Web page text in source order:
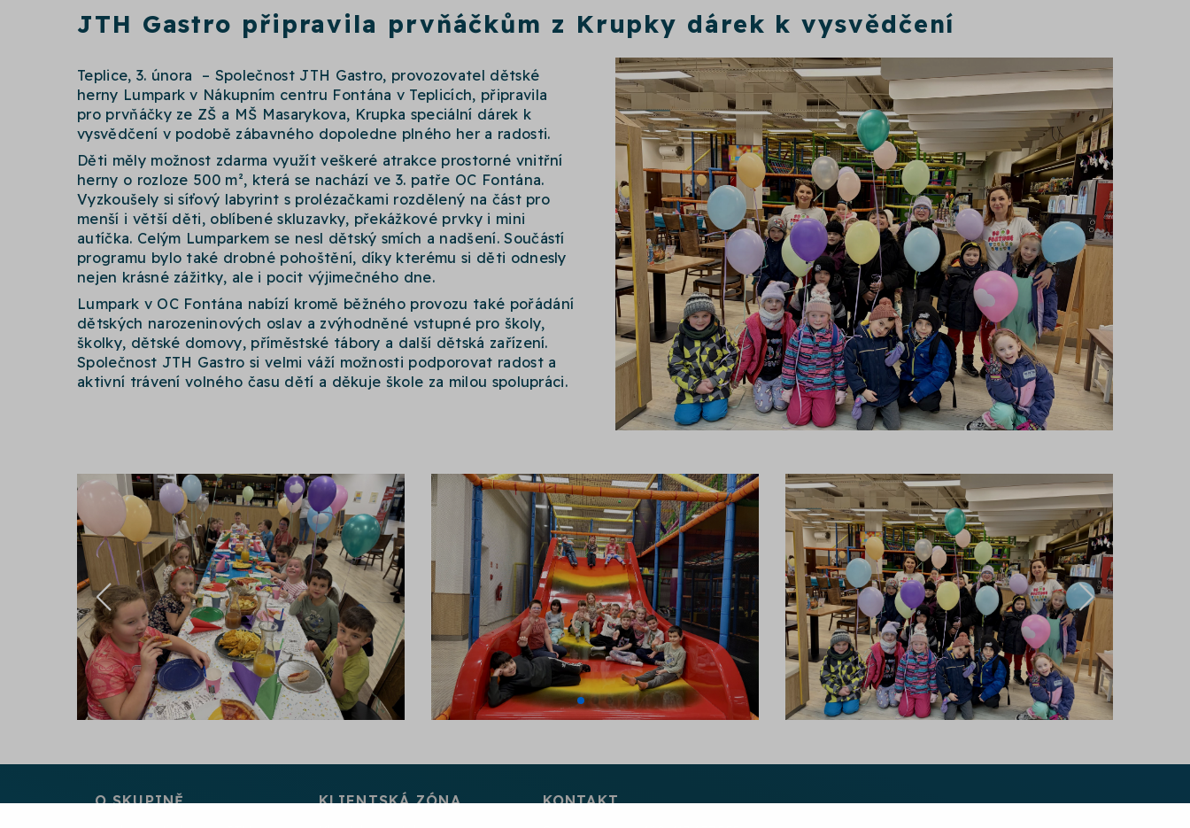
JTH Gastro připravila prvňáčkům z Krupky dárek k vysvědčení
Teplice, 3. února – Společnost JTH Gastro, provozovatel dětské
herny Lumpark v Nákupním centru Fontána v Teplicích, připravila
pro prvňáčky ze ZŠ a MŠ Masarykova, Krupka speciální dárek k
vysvědčení v podobě zábavného dopoledne plného her a radosti.
Děti měly možnost zdarma využít veškeré atrakce prostorné vnitřní
herny o rozloze 500 m², která se nachází ve 3. patře OC Fontána.
Vyzkoušely si síťový labyrint s prolézačkami rozdělený na část pro
menší i větší děti, oblíbené skluzavky, překážkové prvky i mini
autíčka. Celým Lumparkem se nesl dětský smích a nadšení. Součástí
programu bylo také drobné pohoštění, díky kterému si děti odnesly
nejen krásné zážitky, ale i pocit výjimečného dne.
Lumpark v OC Fontána nabízí kromě běžného provozu také pořádání
dětských narozeninových oslav a zvýhodněné vstupné pro školy,
školky, dětské domovy, příměstské tábory a další dětská zařízení.
Společnost JTH Gastro si velmi váží možnosti podporovat radost a
aktivní trávení volného času dětí a děkuje škole za milou spolupráci.
O SKUPINĚ KLIENTSKÁ ZÓNA KONTAKT